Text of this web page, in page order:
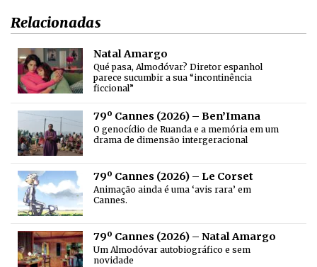
Relacionadas
Natal Amargo
Qué pasa, Almodóvar? Diretor espanhol
parece sucumbir a sua “incontinência
ficcional”
79º Cannes (2026) – Ben’Imana
O genocídio de Ruanda e a memória em um
drama de dimensão intergeracional
79º Cannes (2026) – Le Corset
Animação ainda é uma ‘avis rara’ em
Cannes.
79º Cannes (2026) – Natal Amargo
Um Almodóvar autobiográfico e sem
novidade